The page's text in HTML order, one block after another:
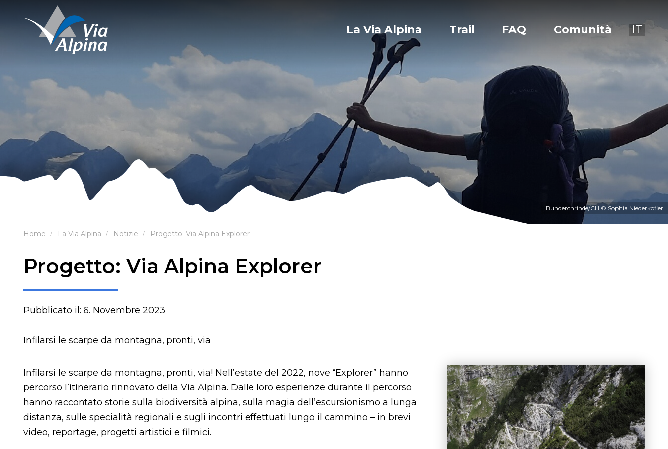
La Via Alpina Trail FAQ Comunità IT
Bunderchrinde/CH © Sophia Niederkofler
Home La Via Alpina Notizie Progetto: Via Alpina Explorer
Progetto: Via Alpina Explorer
Pubblicato il: 6. Novembre 2023
Infilarsi le scarpe da montagna, pronti, via
Infilarsi le scarpe da montagna, pronti, via! Nell’estate del 2022, nove “Explorer” hanno
percorso l’itinerario rinnovato della Via Alpina. Dalle loro esperienze durante il percorso
hanno raccontato storie sulla biodiversità alpina, sulla magia dell’escursionismo a lunga
distanza, sulle specialità regionali e sugli incontri effettuati lungo il cammino – in brevi
video, reportage, progetti artistici e filmici.